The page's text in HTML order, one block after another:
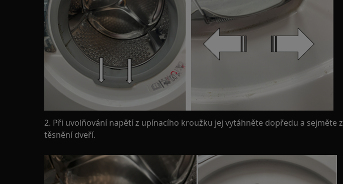
2. Při uvolňování napětí z upínacího kroužku jej vytáhněte dopředu a sejměte z
těsnění dveří.